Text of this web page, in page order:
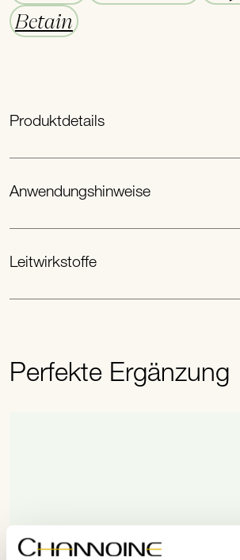
Betain
Produktdetails
Anwendungshinweise
Leitwirkstoffe
Perfekte Ergänzung